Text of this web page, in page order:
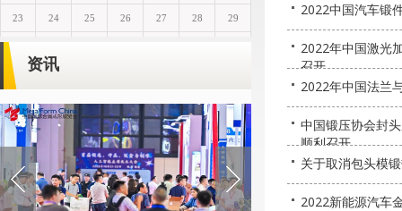
资讯
2022中国汽车锻
2022年中国激光
召开
2022年中国法兰
中国锻压协会封
顺利召开
关于取消包头模
2022新能源汽车